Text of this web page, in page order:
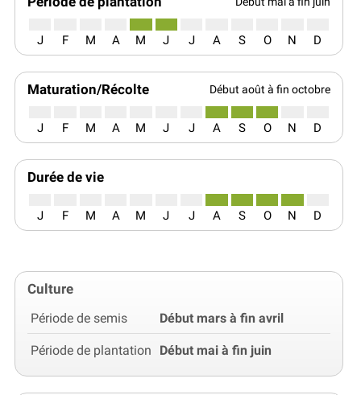
J F M A M J J A S O N D
Maturation/Récolte Début août à fin octobre
J F M A M J J A S O N D
Durée de vie
J F M A M J J A S O N D
Culture
Période de semis Début mars à fin avril
Période de plantation Début mai à fin juin